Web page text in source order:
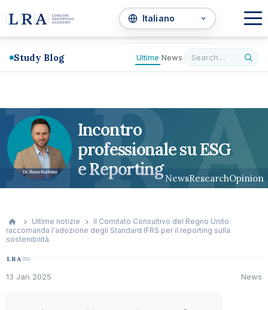
Study Blog Ultime News
Incontro
professionale su ESG
e Reporting NewsResearchOpinion
LRA
Ultime notizie
Il Comitato Consultivo del Regno Unito
raccomanda l'adozione degli Standard IFRS per il reporting sulla
sostenibilità
13 Jan 2025 News